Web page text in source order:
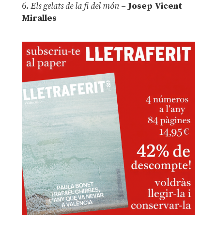
6. Els gelats de la fi del món – Josep Vicent
Miralles